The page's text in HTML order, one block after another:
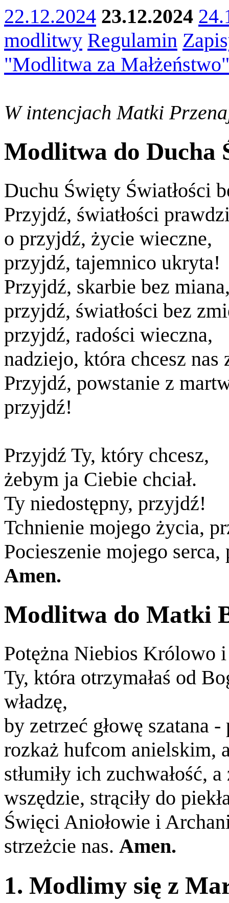
22.12.2024 23.12.2024
modlitwy Regulamin
"Modlitwa za Małżeństwo"
W intencjach Matki
Modlitwa do Ducha
Duchu Święty Światłości
Przyjdź, światłości
o przyjdź, życie wieczne,
przyjdź, tajemnico ukryta!
Przyjdź, skarbie bez
przyjdź, światłości bez
przyjdź, radości wieczna,
nadziejo, która chcesz nas
Przyjdź, powstanie z
przyjdź!
Przyjdź Ty, który chcesz,
żebym ja Ciebie chciał.
Ty niedostępny, przyjdź!
Tchnienie mojego życia,
Pocieszenie mojego
Amen.
Modlitwa do Matki
Potężna Niebios Królowo
Ty, która otrzymałaś od
władzę,
by zetrzeć głowę szatana
rozkaż hufcom anielskim,
stłumiły ich zuchwałość,
wszędzie, strąciły do
Święci Aniołowie i
strzeżcie nas. Amen.
1. Modlimy się z